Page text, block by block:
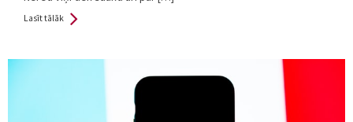
Lasīt tālāk